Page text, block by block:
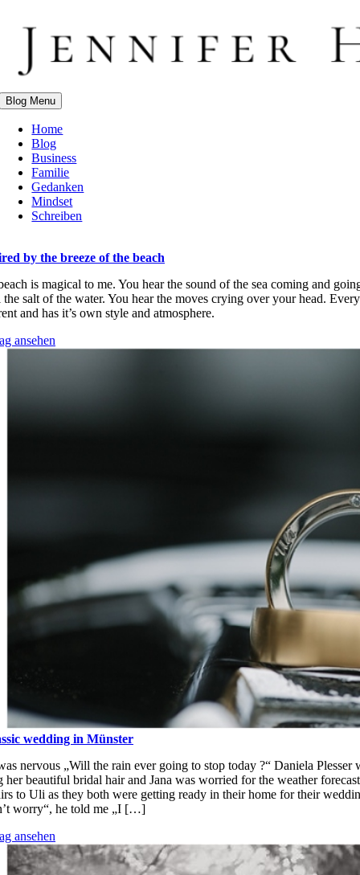
Inhalt
Blog Menu
Home
Blog
Business
Familie
Gedanken
Mindset
Schreiben
by the breeze of the beach
is magical to me. You hear the sound of the sea coming and
the salt of the water. You hear the moves crying over your head.
and has it’s own style and atmosphere.
ansehen
wedding in Münster
nervous „Will the rain ever going to stop today ?“ Daniela Plesser
her beautiful bridal hair and Jana was worried for the weather
to Uli as they both were getting ready in their home for their
worry“, he told me „I […]
ansehen